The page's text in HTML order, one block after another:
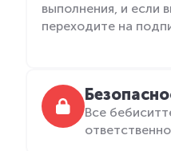
выполнения, и если
переходите на
Все